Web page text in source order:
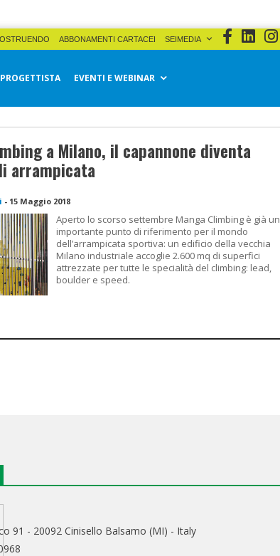
ABBONAMENTI CARTACEI SEIMEDIA
EVENTI E WEBINAR
a Milano, il capannone diventa
arrampicata
- 15 Maggio 2018
Aperto lo scorso settembre Manga Climbing è già un
importante punto di riferimento per il mondo
dell’arrampicata sportiva: un edificio della vecchia
Milano industriale accoglie 2.600 mq di superfici
attrezzate per tutte le specialità del climbing: lead,
boulder e speed.
91 - 20092 Cinisello Balsamo (MI) - Italy